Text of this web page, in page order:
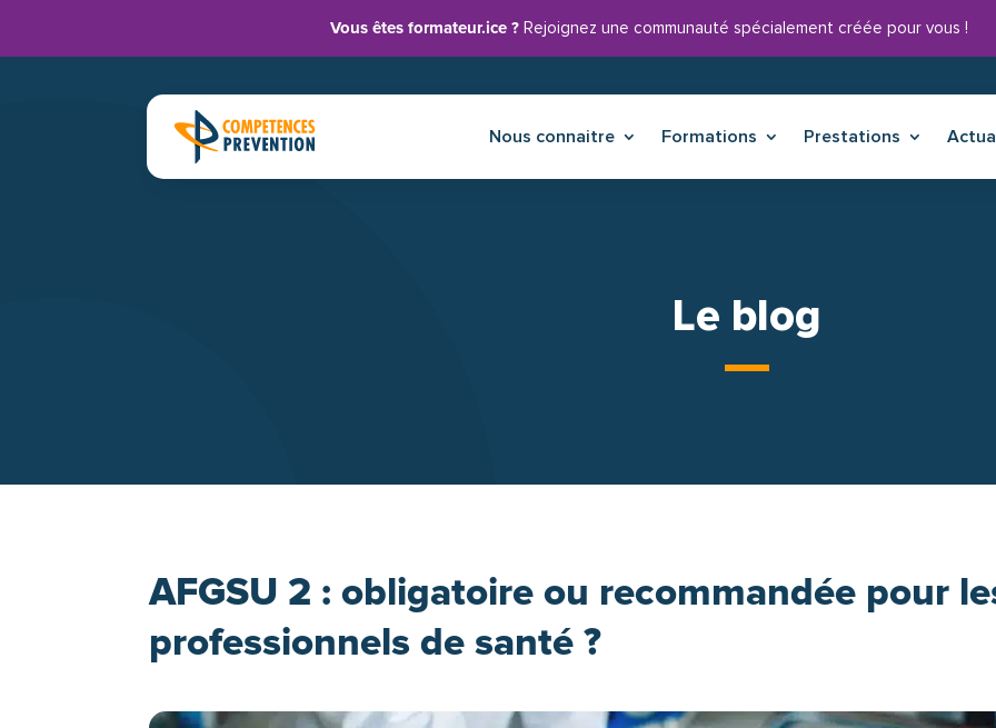
Vous êtes formateur.ice ?Rejoignez une communauté spécialement créée pour vous !
Nous connaitre Formations Prestations
Nous connaitre Formations Prestations
Le blog
AFGSU 2 : obligatoire ou recommandée pour
professionnels de santé ?